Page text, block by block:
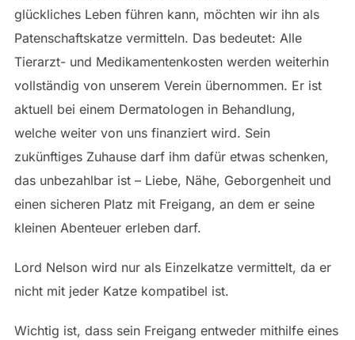
glückliches Leben führen kann, möchten wir ihn als
Patenschaftskatze vermitteln. Das bedeutet: Alle
Tierarzt- und Medikamentenkosten werden weiterhin
vollständig von unserem Verein übernommen. Er ist
aktuell bei einem Dermatologen in Behandlung,
welche weiter von uns finanziert wird. Sein
zukünftiges Zuhause darf ihm dafür etwas schenken,
das unbezahlbar ist – Liebe, Nähe, Geborgenheit und
einen sicheren Platz mit Freigang, an dem er seine
kleinen Abenteuer erleben darf.
Lord Nelson wird nur als Einzelkatze vermittelt, da er
nicht mit jeder Katze kompatibel ist.
Wichtig ist, dass sein Freigang entweder mithilfe eines